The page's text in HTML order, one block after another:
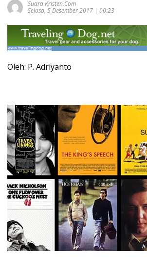
Suara Kristen.com
Selasa, 5 Desember 2017 | 00:23
Oleh: P. Adriyanto